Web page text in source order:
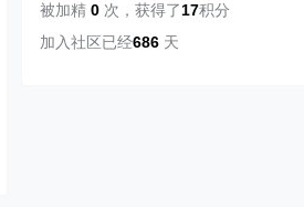
被加精 0 次 ， 获得了17积分
加入社区已经686 天